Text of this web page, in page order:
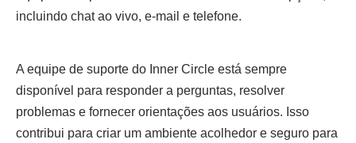
incluindo chat ao vivo, e-mail e telefone.
A equipe de suporte do Inner Circle está sempre
disponível para responder a perguntas, resolver
problemas e fornecer orientações aos usuários. Isso
contribui para criar um ambiente acolhedor e seguro para